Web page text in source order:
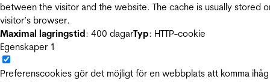
between the visitor and the website. The cache is usually stored
visitor’s browser.
Maximal lagringstid: 400 dagarTyp: HTTP-cookie
Egenskaper 1
Preferenscookies gör det möjligt för en webbplats att komma ihåg